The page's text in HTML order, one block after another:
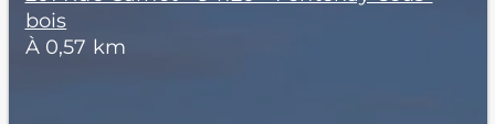
bois
À 0,57 km